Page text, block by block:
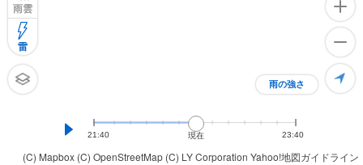
(C) Mapbox (C) OpenStreetMap (C) LY Corporation Yahoo!地図ガイドライン
雨の強さ
雨雲
雷
21:40 現在 23:40